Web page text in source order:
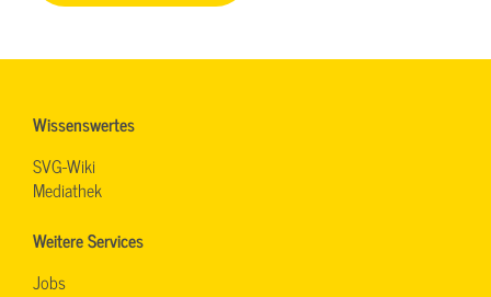
Wissenswertes
SVG-Wiki
Mediathek
Weitere Services
Jobs